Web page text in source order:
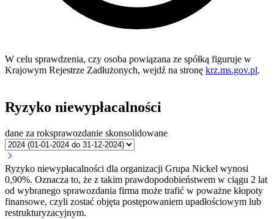
W celu sprawdzenia, czy osoba powiązana ze spółką figuruje w
Krajowym Rejestrze Zadłużonych, wejdź na stronę krz.ms.gov.pl.
Ryzyko niewypłacalności
dane za roksprawozdanie skonsolidowane
Ryzyko niewypłacalności dla organizacji Grupa Nickel wynosi
0,90%. Oznacza to, że z takim prawdopodobieństwem w ciągu 2 lat
od wybranego sprawozdania firma może trafić w poważne kłopoty
finansowe, czyli zostać objęta postępowaniem upadłościowym lub
restrukturyzacyjnym.